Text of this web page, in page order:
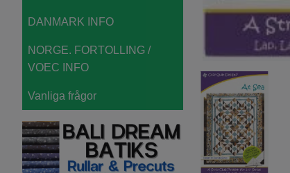
DANMARK INFO
NORGE. FORTOLLING /
VOEC INFO
Vanliga frågor